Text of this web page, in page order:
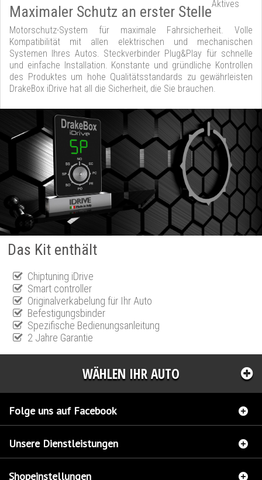
Maximaler Schutz an erster StelleAktives
Motorschutz-System für maximale Fahrsicherheit. Volle
Kompatibilität mit allen elektrischen und mechanischen
Systemen Ihres Autos. Steckverbinder Plug&Play für schnelle
und einfache Installation. Konstante und gründliche Kontrollen
des Produktes um hohe Qualitätsstandards zu gewährleisten
DrakeBox iDrive hat all die Sicherheit, die Sie brauchen.
Das Kit enthält
Chiptuning iDrive
Smart controller
Originalverkabelung für Ihr Auto
Befestigungsbinder
Spezifische Bedienungsanleitung
2 Jahre Garantie
WÄHLEN IHR AUTO
Folge uns auf Facebook
Unsere Dienstleistungen
Shopeinstellungen